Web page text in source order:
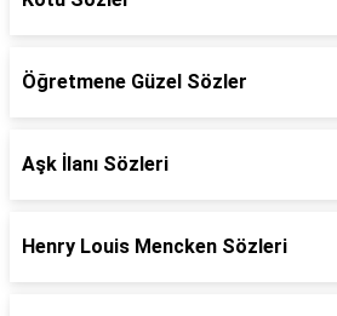
Öğretmene Güzel Sözler
Aşk İlanı Sözleri
Henry Louis Mencken Sözleri